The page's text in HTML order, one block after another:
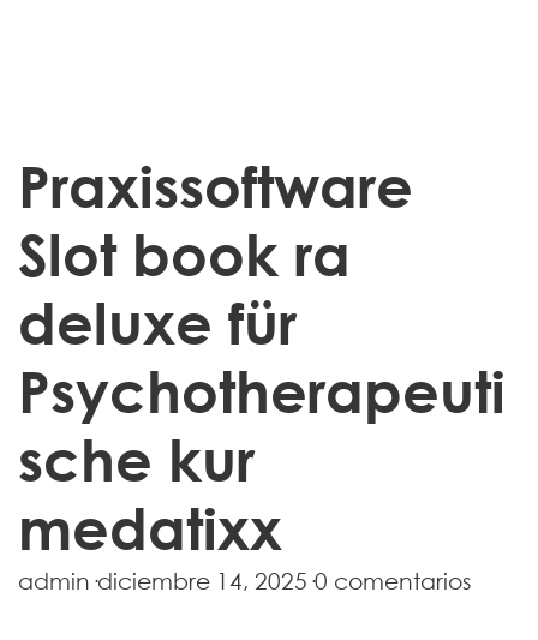
Praxissoftware
Slot book ra
deluxe für
Psychotherapeuti
sche kur
medatixx
admin ·diciembre 14, 2025 ·0 comentarios